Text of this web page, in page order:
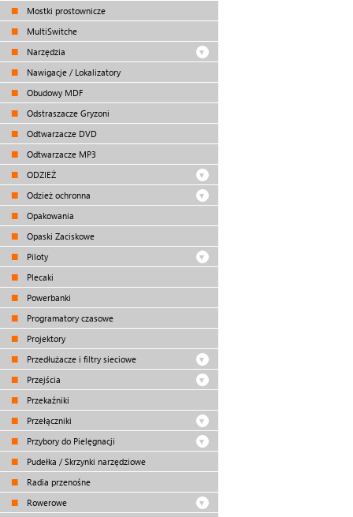
Mostki prostownicze
MultiSwitche
Narzędzia
Nawigacje / Lokalizatory
Obudowy MDF
Odstraszacze Gryzoni
Odtwarzacze DVD
Odtwarzacze MP3
ODZIEŻ
Odzież ochronna
Opakowania
Opaski Zaciskowe
Piloty
Plecaki
Powerbanki
Programatory czasowe
Projektory
Przedłużacze i filtry sieciowe
Przejścia
Przekaźniki
Przełączniki
Przybory do Pielęgnacji
Pudełka / Skrzynki narzędziowe
Radia przenośne
Rowerowe